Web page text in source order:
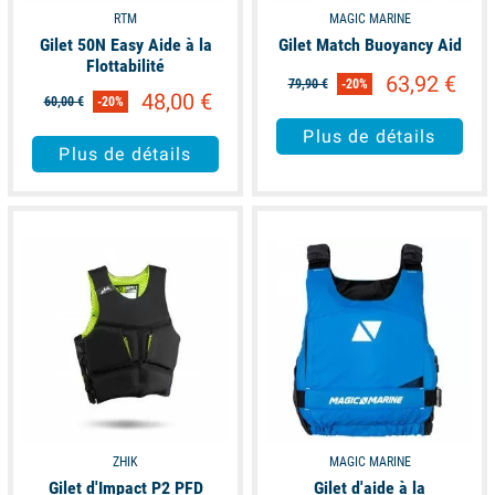
RTM
Gilet 50N Easy Aide à la
Flottabilité
60,00 € -20% 48,00 €
Plus de détails
MAGIC MARINE
Gilet Match Buoyancy Aid
79,90 € -20% 63,92 €
Plus de détails
ZHIK
Gilet d'Impact P2 PFD
MAGIC MARINE
Gilet d'aide à la